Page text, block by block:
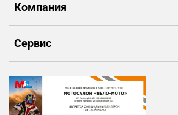
Компания
Сервис